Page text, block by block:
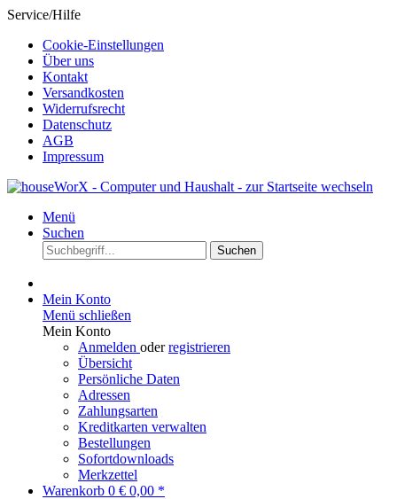
Service/Hilfe
Cookie-Einstellungen
Über uns
Kontakt
Versandkosten
Widerrufsrecht
Datenschutz
AGB
Impressum
Menü
Suchen
Suchen
Mein Konto
Menü schließen
Mein Konto
Anmelden oderregistrieren
Übersicht
Persönliche Daten
Adressen
Zahlungsarten
Kreditkarten verwalten
Bestellungen
Sofortdownloads
Merkzettel
Warenkorb 0 € 0,00 *